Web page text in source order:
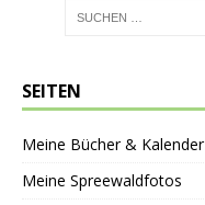
SEITEN
Meine Bücher & Kalender
Meine Spreewaldfotos